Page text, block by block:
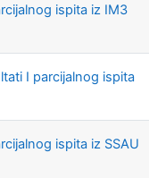
ispita iz IM3
I parcijalnog ispita
ispita iz SSAU